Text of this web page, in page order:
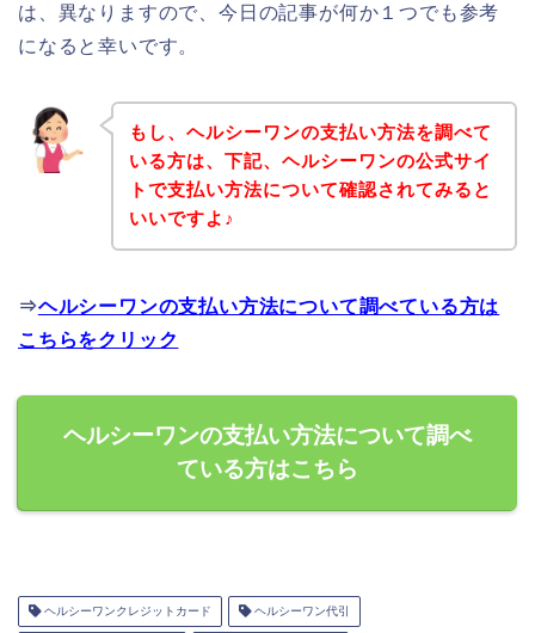
は、異なりますので、今日の記事が何か１つでも参考
になると幸いです。
もし、ヘルシーワンの支払い方法を調べて
いる方は、下記、ヘルシーワンの公式サイ
トで支払い方法について確認されてみると
いいですよ♪
⇒ヘルシーワンの支払い方法について調べている方は
こちらをクリック
ヘルシーワンの支払い方法について調べ
ている方はこちら
ヘルシーワンクレジットカード ヘルシーワン代引